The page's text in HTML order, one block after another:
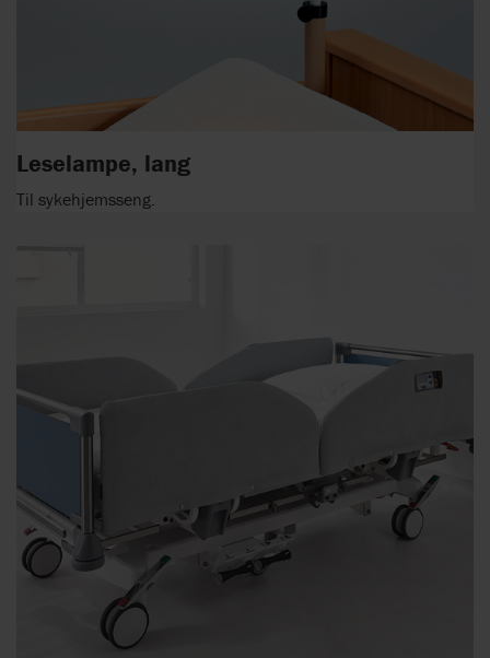
Leselampe, lang
Til sykehjemsseng.